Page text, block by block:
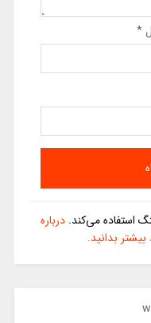
*
استفاده می‌کند. درباره
بدانید.